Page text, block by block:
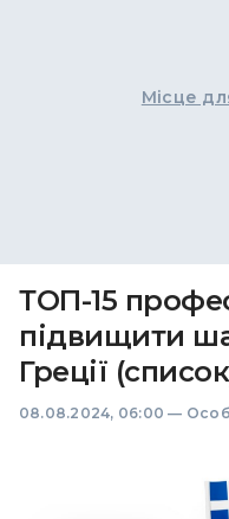
Місце
ТОП-15
підвищити
Греції
08.08.2024, 06:00 —